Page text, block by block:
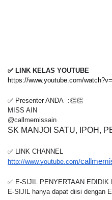
✅ LINK KELAS YOUTUBE
https://www.youtube.com/
✅ Presenter ANDA  :👏👏
MISS AIN
@callmemissain
SK MANJOI SATU, IPOH,
✅ LINK CHANNEL
http://www.youtube.com/
✅ E-SIJIL PENYERTAAN
E-SIJIL hanya dapat diisi dengan